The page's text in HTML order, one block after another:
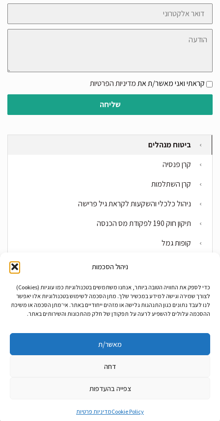
ניהול הסכמות
כדי לספק את החוויה הטובה ביותר, אנחנו משתמשים בטכנולוגיות כמו עוגיות (Cookies)
לצורך שמירה וגישה למידע במכשיר שלך. מתן הסכמה לשימוש בטכנולוגיות אלו יאפשר
לנו לעבד נתונים כגון התנהגות גלישה או מזהים ייחודיים באתר. אי־מתן הסכמה או משיכת
ההסכמה עלולים להשפיע לרעה על תפקודן של חלק מהתכונות והשירותים באתר.
מאשר/ת
דחה
צפייה בהעדפות
Cookie Policyמדיניות פרטיות
דואר
אלקטרוני
הודעה
קראתי ואני מאשר/ת אתמדיניות הפרטיות
שליחה
ביטוח מנהלים
קרן פנסיה
קרן השתלמות
ניהול כלכלי והשקעות לקראת גיל פרישה
תיקון חוק 190 לפקודת מס הכנסה
קופות גמל
החזרי מס לשכירים
מדיניות פרטיות|הצהרת נגישות
נבנה על ידיפסגות פתרונות מיחשוב בע"מ